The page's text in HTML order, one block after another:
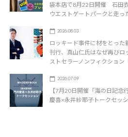
袋本店で8月22日開催 石田
ウエストゲートパークと走っ
2026.08.03
ロッキード事件に材をとった
刊行、真山仁氏はなぜ再びロ
ストセラーノンフィクション
2026.07.09
【7月20日開催「海の日記
慶喜×永井紗耶子トークセッ